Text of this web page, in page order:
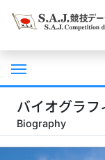
バイオグラフ
Biography